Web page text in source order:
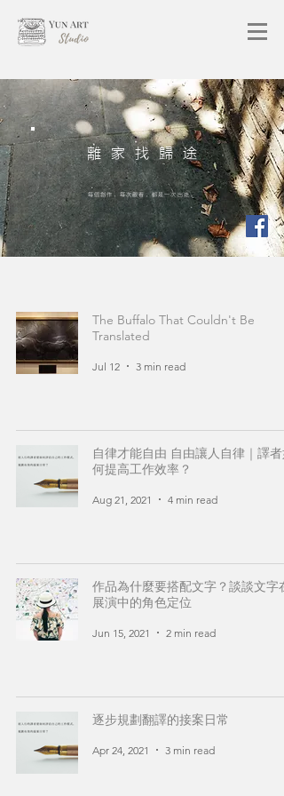
離家找歸途
每個創作，每次觀看，都是一次出走。
The Buffalo That Couldn't Be
Translated
Jul 12 3 min read
自律才能自由 自由讓人自律｜譯者
何提高工作效率？
Aug 21, 2021 4 min read
作品為什麼要搭配文字？談談文字在
展演中的角色定位
Jun 15, 2021 2 min read
逐步規劃翻譯的接案日常
Apr 24, 2021 3 min read